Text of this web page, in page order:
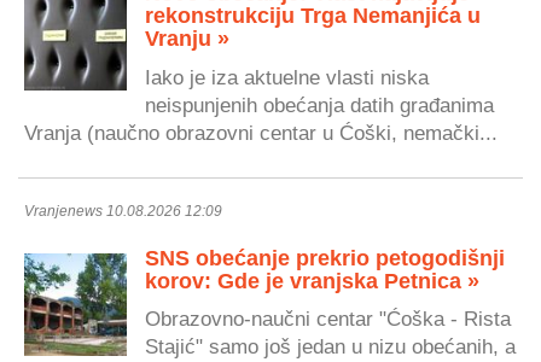
rekonstrukciju Trga Nemanjića u
Vranju »
Iako je iza aktuelne vlasti niska
neispunjenih obećanja datih građanima
Vranja (naučno obrazovni centar u Ćoški, nemački...
Vranjenews 10.08.2026 12:09
SNS obećanje prekrio petogodišnji
korov: Gde je vranjska Petnica »
Obrazovno-naučni centar "Ćoška - Rista
Stajić" samo još jedan u nizu obećanih, a